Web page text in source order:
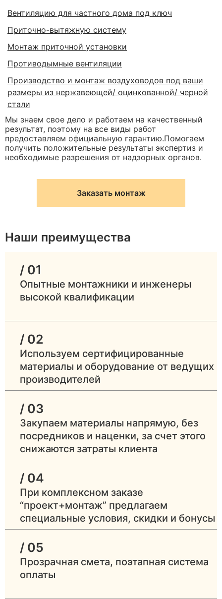
Вентиляцию для частного дома под ключ
Приточно-вытяжную систему
Монтаж приточной установки
Противодымные вентиляции
Производство и монтаж воздуховодов под ваши
размеры из нержавеющей/ оцинкованной/ черной
стали
Мы знаем свое дело и работаем на качественный
результат, поэтому на все виды работ
предоставляем официальную гарантию.Помогаем
получить положительные результаты экспертиз и
необходимые разрешения от надзорных органов.
Заказать монтаж
Наши преимущества
/ 01
Опытные монтажники и инженеры
высокой квалификации
/ 02
Используем сертифицированные
материалы и оборудование от ведущих
производителей
/ 03
Закупаем материалы напрямую, без
посредников и наценки, за счет этого
снижаются затраты клиента
/ 04
При комплексном заказе
“проект+монтаж” предлагаем
специальные условия, скидки и бонусы
/ 05
Прозрачная смета, поэтапная система
оплаты